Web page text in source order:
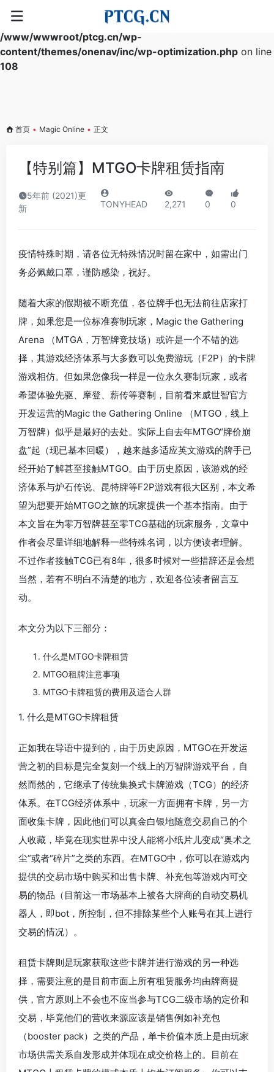
Warning
: Array to string conversion in
/www/wwwroot/ptcg.cn/wp-
content/themes/onenav/inc/wp-optimization.php on line
108
首页 • Magic Online • 正文
【特别篇】MTGO卡牌租赁指南
5年前 (2021)更
新
TONYHEAD 2,271 0 0
疫情特殊时期，请各位无特殊情况时留在家中，如需出门
务必佩戴口罩，谨防感染，祝好。
随着大家的假期被不断充值，各位牌手也无法前往店家打
牌，如果您是一位标准赛制玩家，Magic the Gathering
Arena （MTGA，万智牌竞技场）或许是一个不错的选
择，其游戏经济体系与大多数可以免费游玩（F2P）的卡牌
游戏相仿。但如果您像我一样是一位永久赛制玩家，或者
希望体验先驱、摩登、薪传等赛制，目前看来威世智官方
开发运营的Magic the Gathering Online （MTGO，线上
万智牌）似乎是最好的去处。实际上自去年MTGO“牌价崩
盘”起（现已基本回暖），越来越多适应英文游戏的牌手已
经开始了解甚至接触MTGO。由于历史原因，该游戏的经
济体系与炉石传说、昆特牌等F2P游戏有很大区别，本文希
望为想要开始MTGO之旅的玩家提供一个基本指南。由于
本文旨在为零万智牌甚至零TCG基础的玩家服务，文章中
作者会尽量详细地解释一些特殊名词，以方便读者理解。
不过作者接触TCG已有8年，很多时候对一些措辞还是会想
当然，若有不明白不清楚的地方，欢迎各位读者留言互
动。
本文分为以下三部分：
什么是MTGO卡牌租赁
MTGO租牌注意事项
MTGO卡牌租赁的费用及适合人群
1. 什么是MTGO卡牌租赁
正如我在导语中提到的，由于历史原因，MTGO在开发运
营之初的目标是完全复刻一个线上的万智牌游戏平台，自
然而然的，它继承了传统集换式卡牌游戏（TCG）的经济
体系。在TCG经济体系中，玩家一方面拥有卡牌，另一方
面收集卡牌，因此他们可以真金白银地随意交易自己的个
人收藏，毕竟在现实世界中没人能将小纸片儿变成“奥术之
尘”或者“碎片”之类的东西。在MTGO中，你可以在游戏内
提供的交易市场中购买和出售卡牌、补充包等游戏内可交
易的物品（目前这一市场基本上被各大牌商的自动交易机
器人，即bot，所控制，但不排除某些个人账号在其上进行
交易的情况）。
租赁卡牌则是玩家获取这些卡牌并进行游戏的另一种选
择，需要注意的是目前市面上所有租赁服务均由牌商提
供，官方原则上不会也不应当参与TCG二级市场的定价和
交易，毕竟他们的营收来源应该是销售例如补充包
（booster pack）之类的产品，单卡价值本质上是由玩家
市场供需关系自发形成并体现在成交价格上的。目前在